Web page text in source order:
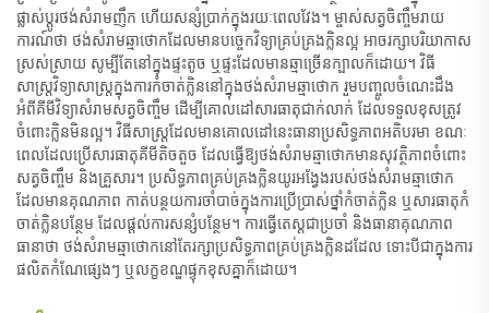
ផ្លាស់ប្តូរថង់សំរាមញឹក ហើយសន្សំប្រាក់ក្នុងរយៈពេលវែង។ ម្ចាស់សត្វចិញ្ចឹមរាយ
ការណ៍ថា ថង់សំរាមឆ្មាថោកដែលមានបច្ចេកវិទ្យាគ្រប់គ្រងក្លិនល្អ អាចរក្សាបរិយាកាស
ស្រស់ស្រាយ សូម្បីតែនៅក្នុងផ្ទះតូច ឬផ្ទះដែលមានឆ្មាច្រើនក្បាលក៏ដោយ។ វិធី
សាស្ត្រវិទ្យាសាស្ត្រក្នុងការកំចាត់ក្លិននៅក្នុងថង់សំរាមឆ្មាថោក រួមបញ្ចូលចំណេះដឹង
អំពីគីមីវិទ្យាសំរាមសត្វចិញ្ចឹម ដើម្បីគោលដៅសារធាតុជាក់លាក់ ដែលទទួលខុសត្រូវ
ចំពោះក្លិនមិនល្អ។ វិធីសាស្ត្រដែលមានគោលដៅនេះធានាប្រសិទ្ធភាពអតិបរមា ខណៈ
ពេលដែលប្រើសារធាតុគីមីតិចតួច ដែលធ្វើឱ្យថង់សំរាមឆ្មាថោកមានសុវត្ថិភាពចំពោះ
សត្វចិញ្ចឹម និងគ្រួសារ។ ប្រសិទ្ធភាពគ្រប់គ្រងក្លិនយូរអង្វែងរបស់ថង់សំរាមឆ្មាថោក
ដែលមានគុណភាព កាត់បន្ថយការចាំបាច់ក្នុងការប្រើប្រាស់ថ្នាំកំចាត់ក្លិន ឬសារធាតុកំ
ចាត់ក្លិនបន្ថែម ដែលផ្តល់ការសន្សំបន្ថែម។ ការធ្វើតេស្តជាប្រចាំ និងធានាគុណភាព
ធានាថា ថង់សំរាមឆ្មាថោកនៅតែរក្សាប្រសិទ្ធភាពគ្រប់គ្រងក្លិនដដែល ទោះបីជាក្នុងការ
ផលិតកំណែផ្សេងៗ ឬលក្ខខណ្ឌផ្ទុកខុសគ្នាក៏ដោយ។